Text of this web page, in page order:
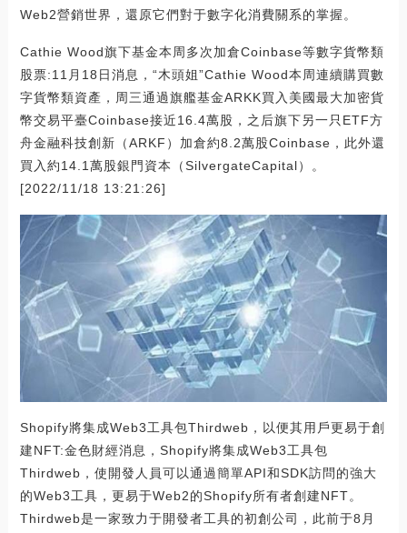
Web2營銷世界，還原它們對于數字化消費關系的掌握。
Cathie Wood旗下基金本周多次加倉Coinbase等數字貨幣類
股票:11月18日消息，“木頭姐”Cathie Wood本周連續購買數
字貨幣類資產，周三通過旗艦基金ARKK買入美國最大加密貨
幣交易平臺Coinbase接近16.4萬股，之后旗下另一只ETF方
舟金融科技創新（ARKF）加倉約8.2萬股Coinbase，此外還
買入約14.1萬股銀門資本（SilvergateCapital）。
[2022/11/18 13:21:26]
Shopify將集成Web3工具包Thirdweb，以便其用戶更易于創
建NFT:金色財經消息，Shopify將集成Web3工具包
Thirdweb，使開發人員可以通過簡單API和SDK訪問的強大
的Web3工具，更易于Web2的Shopify所有者創建NFT。
Thirdweb是一家致力于開發者工具的初創公司，此前于8月